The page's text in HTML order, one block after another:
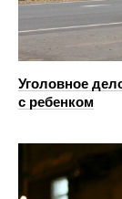
Уголовное
с ребенком